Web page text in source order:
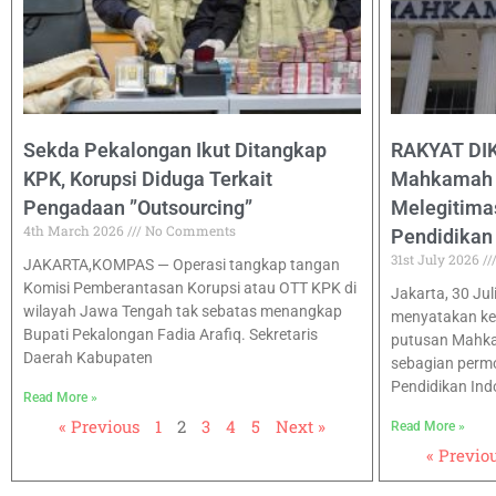
Sekda Pekalongan Ikut Ditangkap
KPK, Korupsi Diduga Terkait
Pengadaan ”Outsourcing”
4th March 2026
No Comments
JAKARTA,KOMPAS — Operasi tangkap tangan
Komisi Pemberantasan Korupsi atau OTT KPK di
wilayah Jawa Tengah tak sebatas menangkap
Bupati Pekalongan Fadia Arafiq. Sekretaris
Daerah Kabupaten
Read More »
« Previous 1 2 3 4 5 Next »
RAKYAT
31st July 2026
Jakarta, 30
menyatakan
putusan
sebagian
Pendidikan
Read More »
«